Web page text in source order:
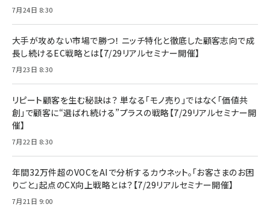
7月24日 8:30
大手が攻めない市場で勝つ！ ニッチ特化と徹底した顧客志向で成
長し続けるEC戦略とは【7/29リアルセミナー開催】
7月23日 8:30
リピート顧客を生む秘訣は？ 単なる「モノ売り」ではなく「価値共
創」で顧客に“選ばれ続ける”プラスの戦略【7/29リアルセミナー開
催】
7月22日 8:30
年間32万件超のVOCをAIで分析するカウネット。「お客さまのお困
りごと」起点のCX向上戦略とは？【7/29リアルセミナー開催】
7月21日 9:00